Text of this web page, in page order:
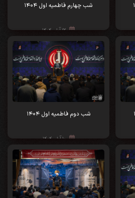
شب چهارم فاطمیه اول ۱۴۰۴
۱۲ آبان ۱۴۰۴
شب دوم فاطمیه اول ۱۴۰۴
۱۰ آبان ۱۴۰۴